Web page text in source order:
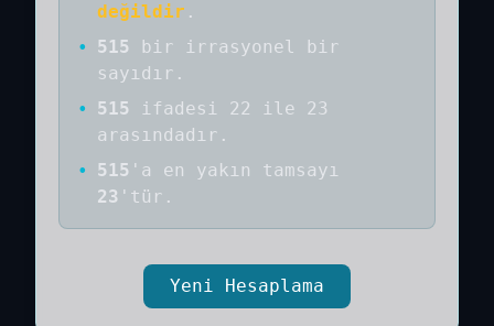
değildir .
•
515 bir
irrasyonel bir
sayıdır .
•
515
ifadesi 22 ile 23
arasındadır.
•
515 'a en yakın tamsayı
23 'tür.
Yeni Hesaplama